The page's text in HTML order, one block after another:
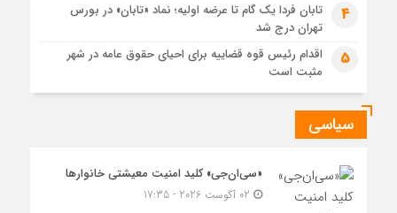
4
تابان فردا یک گام تا عرضه اولیه؛ نماد «تابان» در بورس
تهران درج شد
5
اقدام رئیس قوه قضاییه برای احیای حقوق عامه در شهر
مثبت است
سیاسی
«سی‌ان‌جی» کلید امنیت معیشتی خانوارها